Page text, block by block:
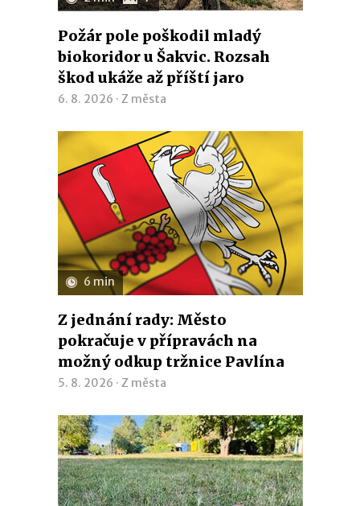
Požár pole poškodil mladý
biokoridor u Šakvic. Rozsah
škod ukáže až příští jaro
6. 8. 2026 · Z města
6 min
Z jednání rady: Město
pokračuje v přípravách na
možný odkup tržnice Pavlína
5. 8. 2026 · Z města